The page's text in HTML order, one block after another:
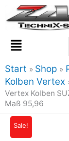
Inhalt
springen
Flyout
Menu
Start Shop
Kolben Vertex
Vertex Kolben
Maß 95,96
Sale!
Vertex
Kolben